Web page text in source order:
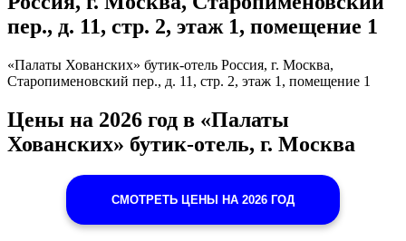
пер., д. 11, стр. 2, этаж 1, помещение 1
«Палаты Хованских» бутик-отель Россия, г. Москва,
Старопименовский пер., д. 11, стр. 2, этаж 1, помещение 1
Цены на 2026 год в «Палаты
Хованских» бутик-отель, г. Москва
СМОТРЕТЬ ЦЕНЫ НА 2026 ГОД